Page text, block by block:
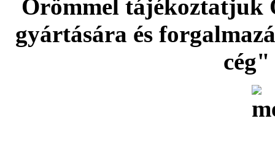
Örömmel tájékoztatjuk
gyártására és